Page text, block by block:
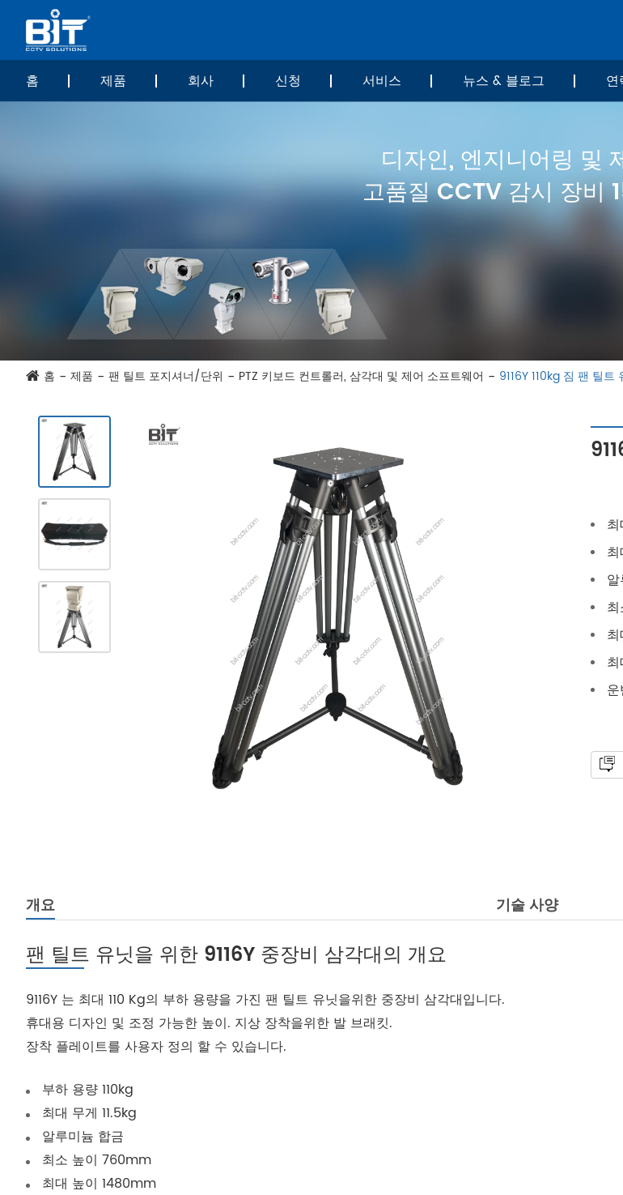
홈 제품 회사 신청 서비스 뉴스 & 블로그 연
디자인, 엔지니어링 및
고품질 CCTV 감시 장비
홈 제품 팬 틸트 포지셔너/단위 PTZ 키보드 컨트롤러, 삼각대 및 제어 소프트웨어 9116Y 110kg 짐 팬 틸
개요 기술 사양
팬 틸트 유닛을 위한 9116Y 중장비 삼각대의 개요
9116Y 는 최대 110 Kg의 부하 용량을 가진 팬 틸트 유닛을위한 중장비 삼각대입니다.
휴대용 디자인 및 조정 가능한 높이. 지상 장착을위한 발 브래킷.
장착 플레이트를 사용자 정의 할 수 있습니다.
부하 용량 110kg
최대 무게 11.5kg
알루미늄 합금
최소 높이 760mm
최대 높이 1480mm